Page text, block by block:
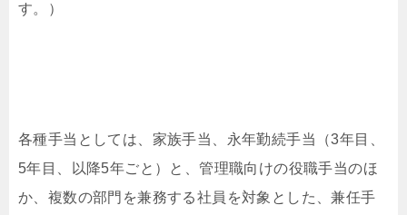
す。）
各種手当としては、家族手当、永年勤続手当（3年目、
5年目、以降5年ごと）と、管理職向けの役職手当のほ
か、複数の部門を兼務する社員を対象とした、兼任手